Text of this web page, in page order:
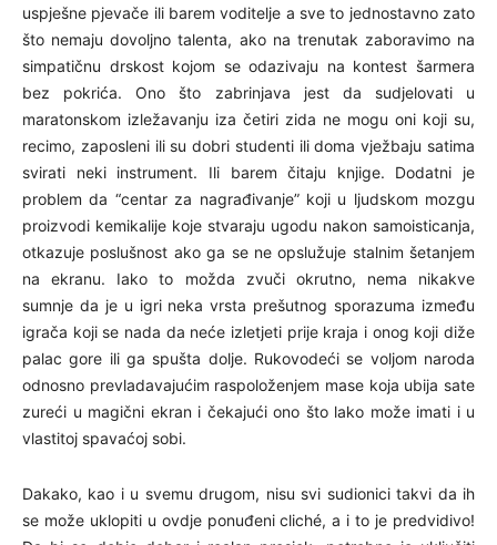
uspješne pjevače ili barem voditelje a sve to jednostavno zato
što nemaju dovoljno talenta, ako na trenutak zaboravimo na
simpatičnu drskost kojom se odazivaju na kontest šarmera
bez pokrića. Ono što zabrinjava jest da sudjelovati u
maratonskom izležavanju iza četiri zida ne mogu oni koji su,
recimo, zaposleni ili su dobri studenti ili doma vježbaju satima
svirati neki instrument. Ili barem čitaju knjige. Dodatni je
problem da “centar za nagrađivanje” koji u ljudskom mozgu
proizvodi kemikalije koje stvaraju ugodu nakon samoisticanja,
otkazuje poslušnost ako ga se ne opslužuje stalnim šetanjem
na ekranu. Iako to možda zvuči okrutno, nema nikakve
sumnje da je u igri neka vrsta prešutnog sporazuma između
igrača koji se nada da neće izletjeti prije kraja i onog koji diže
palac gore ili ga spušta dolje. Rukovodeći se voljom naroda
odnosno prevladavajućim raspoloženjem mase koja ubija sate
zureći u magični ekran i čekajući ono što lako može imati i u
vlastitoj spavaćoj sobi.
Dakako, kao i u svemu drugom, nisu svi sudionici takvi da ih
se može uklopiti u ovdje ponuđeni cliché, a i to je predvidivo!